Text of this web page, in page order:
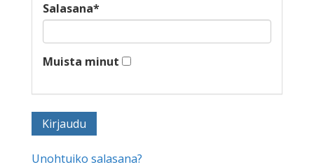
Salasana*
Muista minut
Unohtuiko salasana?